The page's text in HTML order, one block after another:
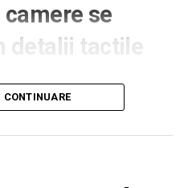
se
detalii tactile
este una dintre primele
un oaspete atunci când
și moliciunea potrivite,
chiar dacă restul
CONTINUARE